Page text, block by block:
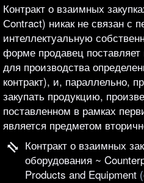
Контракт о взаимных
Сontract) никак не связан с
интеллектуальную
форме продавец
для производства
контракт), и, параллельно,
закупать продукцию,
поставленном в рамках
является предметом
Контракт о взаимных
оборудования ~
Products and Equipment